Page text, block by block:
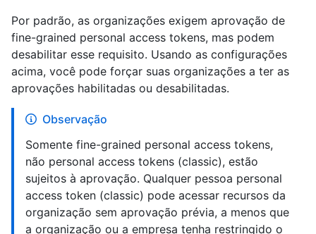
Por padrão, as organizações exigem aprovação de
fine-grained personal access tokens, mas podem
desabilitar esse requisito. Usando as configurações
acima, você pode forçar suas organizações a ter as
aprovações habilitadas ou desabilitadas.
Observação
Somente fine-grained personal access tokens,
não personal access tokens (classic), estão
sujeitos à aprovação. Qualquer pessoa personal
access token (classic) pode acessar recursos da
organização sem aprovação prévia, a menos que
a organização ou a empresa tenha restringido o